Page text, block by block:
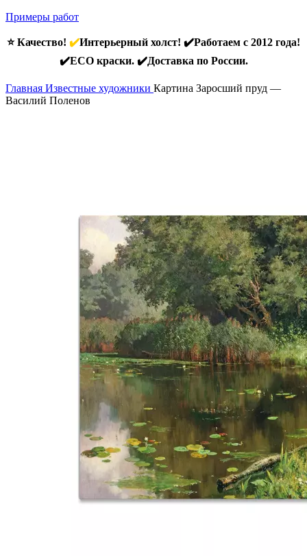
Примеры работ
⭐ Качество! ✔️Интерьерный холст! ✔️Работаем с 2012 года!
✔️ECO краски. ✔️Доставка по России.
Главная Известные художники Картина Заросший пруд —
Василий Поленов